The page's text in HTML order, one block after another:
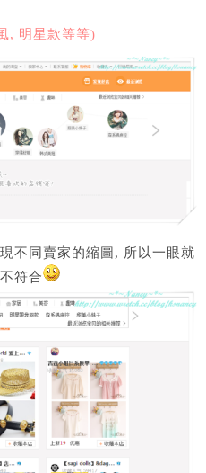
, 明星款等等)
不同賣家的縮圖, 所以一眼就
符合